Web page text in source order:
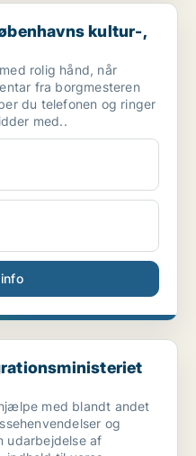
kultur-, fritids- o...
kultur-,
rolig hånd, når
fra borgmesteren
du telefonen og ringer
med..
søger ny pr...
med blandt andet
og
udarbejdelse af